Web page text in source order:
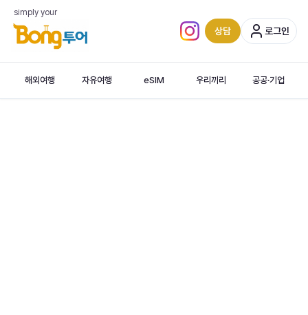
simply your
인스타그램 (새 탭)
상담 로그인
해외여행 자유여행 eSIM 우리끼리 공공·기업